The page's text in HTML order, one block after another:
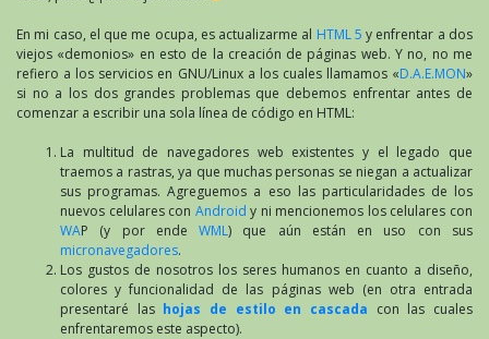
En mi caso, el que me ocupa, es actualizarme al HTML 5 y enfrentar a dos
viejos «demonios» en esto de la creación de páginas web. Y no, no me
refiero a los servicios en GNU/Linux a los cuales llamamos «D.A.E.MON»
si no a los dos grandes problemas que debemos enfrentar antes de
comenzar a escribir una sola línea de código en HTML:
La multitud de navegadores web existentes y el legado que
traemos a rastras, ya que muchas personas se niegan a actualizar
sus programas. Agreguemos a eso las particularidades de los
nuevos celulares con Android y ni mencionemos los celulares con
WAP (y por endeWML) que aún están en uso con sus
micronavegadores.
Los gustos de nosotros los seres humanos en cuanto a diseño,
colores y funcionalidad de las páginas web (en otra entrada
presentaré las hojas de estilo en cascada con las cuales
enfrentaremos este aspecto).